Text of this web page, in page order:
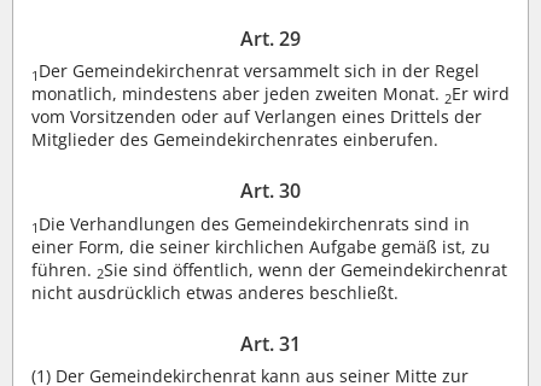
Art. 29
1 Der Gemeindekirchenrat versammelt sich in der Regel
monatlich, mindestens aber jeden zweiten Monat. 2Er wird
vom Vorsitzenden oder auf Verlangen eines Drittels der
Mitglieder des Gemeindekirchenrates einberufen.
Art. 30
1 Die Verhandlungen des Gemeindekirchenrats sind in
einer Form, die seiner kirchlichen Aufgabe gemäß ist, zu
führen. 2Sie sind öffentlich, wenn der Gemeindekirchenrat
nicht ausdrücklich etwas anderes beschließt.
Art. 31
(1) Der Gemeindekirchenrat kann aus seiner Mitte zur